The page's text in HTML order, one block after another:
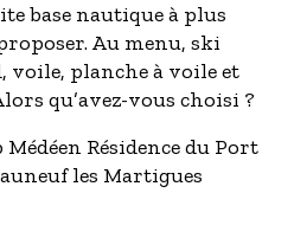
base nautique à plus
Au menu, ski
voile, planche à voile et
qu’avez-vous choisi ?
Résidence du Port
les Martigues